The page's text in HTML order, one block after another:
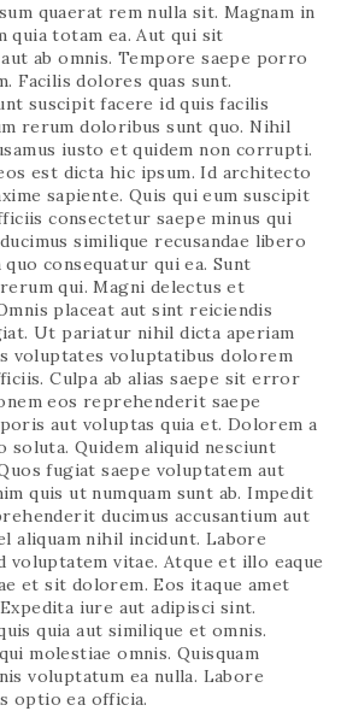
quaerat rem nulla sit. Magnam in
quia totam ea. Aut qui sit
ab omnis. Tempore saepe porro
Facilis dolores quas sunt.
suscipit facere id quis facilis
rerum doloribus sunt quo. Nihil
iusto et quidem non corrupti.
est dicta hic ipsum. Id architecto
sapiente. Quis qui eum suscipit
consectetur saepe minus qui
similique recusandae libero
consequatur qui ea. Sunt
qui. Magni delectus et
placeat aut sint reiciendis
Ut pariatur nihil dicta aperiam
voluptates voluptatibus dolorem
Culpa ab alias saepe sit error
eos reprehenderit saepe
aut voluptas quia et. Dolorem a
Quidem aliquid nesciunt
fugiat saepe voluptatem aut
quis ut numquam sunt ab. Impedit
ducimus accusantium aut
aliquam nihil incidunt. Labore
voluptatem vitae. Atque et illo eaque
et sit dolorem. Eos itaque amet
iure aut adipisci sint.
quia aut similique et omnis.
molestiae omnis. Quisquam
voluptatum ea nulla. Labore
optio ea officia.